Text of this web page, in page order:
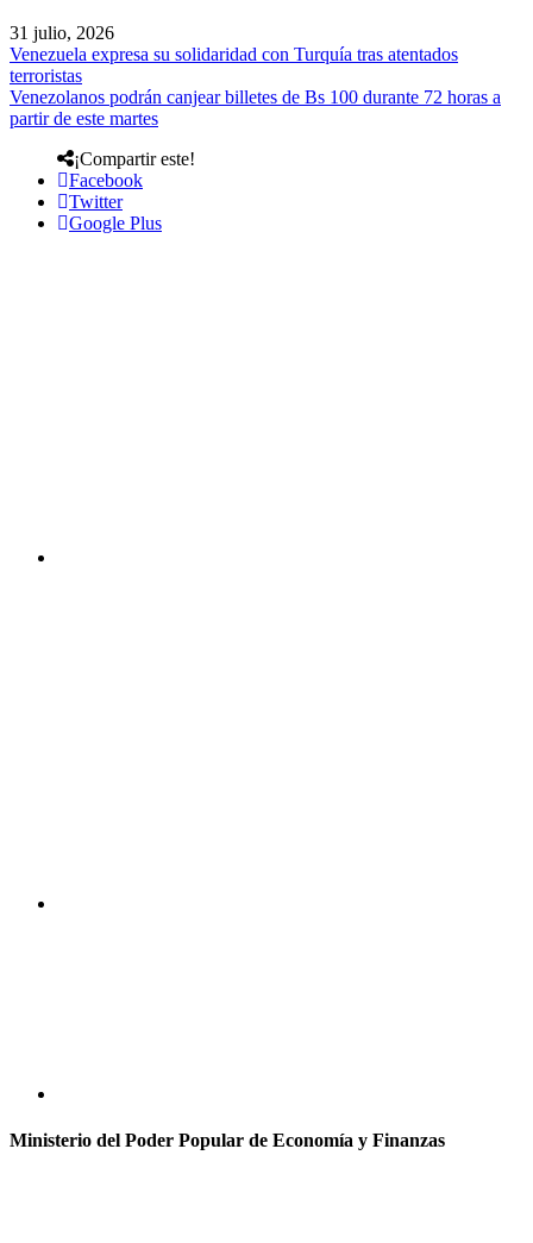
31 julio, 2026
Venezuela expresa su solidaridad con Turquía tras atentados
terroristas
Venezolanos podrán canjear billetes de Bs 100 durante 72 horas a
partir de este martes
¡Compartir este!
Facebook
Twitter
Google Plus
Ministerio del Poder Popular de Economía y Finanzas